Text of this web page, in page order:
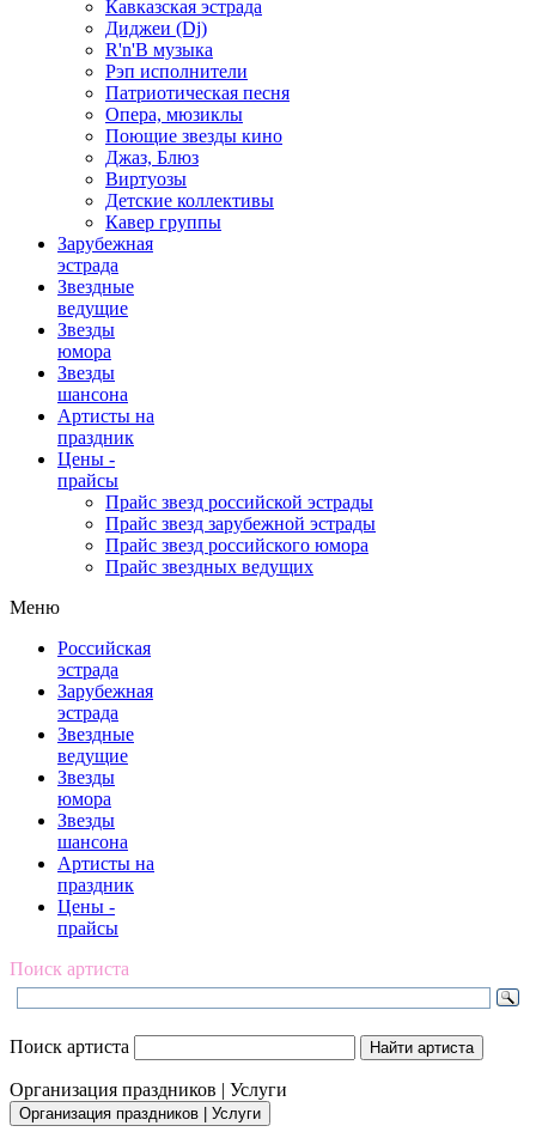
Кавказская эстрада
Диджеи (Dj)
R'n'B музыка
Рэп исполнители
Патриотическая песня
Опера, мюзиклы
Поющие звезды кино
Джаз, Блюз
Виртуозы
Детские коллективы
Кавер группы
Зарубежная
эстрада
Звездные
ведущие
Звезды
юмора
Звезды
шансона
Артисты на
праздник
Цены -
прайсы
Прайс звезд российской эстрады
Прайс звезд зарубежной эстрады
Прайс звезд российского юмора
Прайс звездных ведущих
Меню
Российская
эстрада
Зарубежная
эстрада
Звездные
ведущие
Звезды
юмора
Звезды
шансона
Артисты на
праздник
Цены -
прайсы
Поиск артиста
Поиск артиста
Организация праздников | Услуги
Организация праздников | Услуги